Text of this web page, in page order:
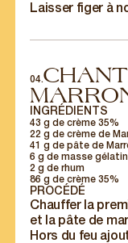
Laisser figer à
04.
INGRÉDIENTS
43 g de crème 35%
22 g de crème de
41 g de pâte de
6 g de masse
2 g de rhum
86 g de crème 35%
PROCÉDÉ
Chauffer la
et la pâte de
Hors du feu